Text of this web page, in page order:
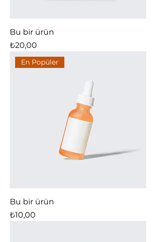
Bu bir ürün
Fiyat
₺20,00
En Popüler
Bu bir ürün
Fiyat
₺10,00